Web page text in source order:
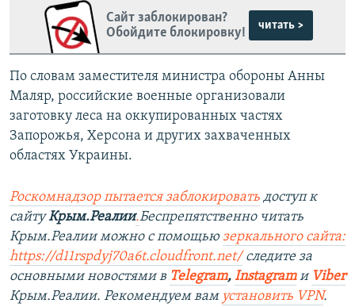
Сайт заблокирован?
Обойдите блокировку!
читать >
По словам заместителя министра обороны Анны
Маляр, российские военные организовали
заготовку леса на оккупированных частях
Запорожья, Херсона и других захваченных
областях Украины.
Роскомнадзор пытается заблокировать доступ к
сайтуКрым.Реалии.Беспрепятственно читать
Крым.Реалии можно с помощью зеркального сайта:
https://d11rspdyj70a6t.cloudfront.net/следите за
основными новостями в Telegram, Instagramи Viber
Крым.Реалии. Рекомендуем вам установить VPN.